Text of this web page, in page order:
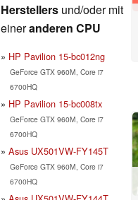
Herstellers und/oder mit
eineranderen CPU
HP Pavilion 15-bc012ng
GeForce GTX 960M, Core i7
6700HQ
HP Pavilion 15-bc008tx
GeForce GTX 960M, Core i7
6700HQ
Asus UX501VW-FY145T
GeForce GTX 960M, Core i7
6700HQ